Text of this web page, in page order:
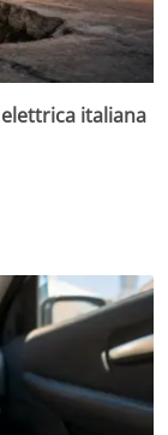
italiana